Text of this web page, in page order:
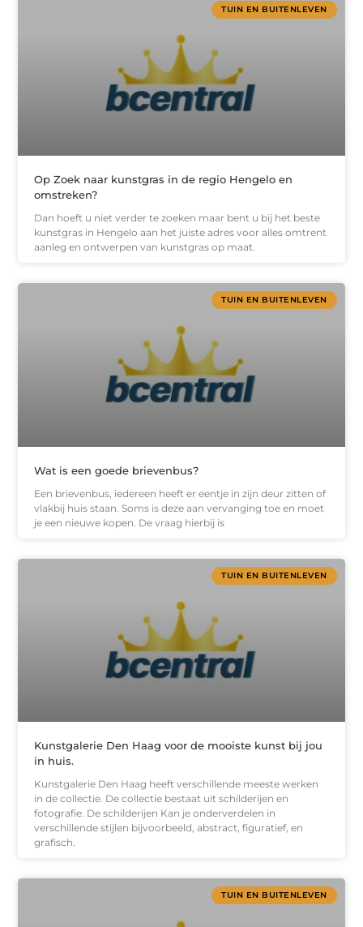
TUIN EN BUITENLEVEN
Op Zoek naar kunstgras in de regio Hengelo en
omstreken?
Dan hoeft u niet verder te zoeken maar bent u bij het beste
kunstgras in Hengelo aan het juiste adres voor alles omtrent
aanleg en ontwerpen van kunstgras op maat.
TUIN EN BUITENLEVEN
Wat is een goede brievenbus?
Een brievenbus, iedereen heeft er eentje in zijn deur zitten of
vlakbij huis staan. Soms is deze aan vervanging toe en moet
je een nieuwe kopen. De vraag hierbij is
TUIN EN BUITENLEVEN
Kunstgalerie Den Haag voor de mooiste kunst bij jou
in huis.
Kunstgalerie Den Haag heeft verschillende meeste werken
in de collectie. De collectie bestaat uit schilderijen en
fotografie. De schilderijen Kan je onderverdelen in
verschillende stijlen bijvoorbeeld, abstract, figuratief, en
grafisch.
TUIN EN BUITENLEVEN